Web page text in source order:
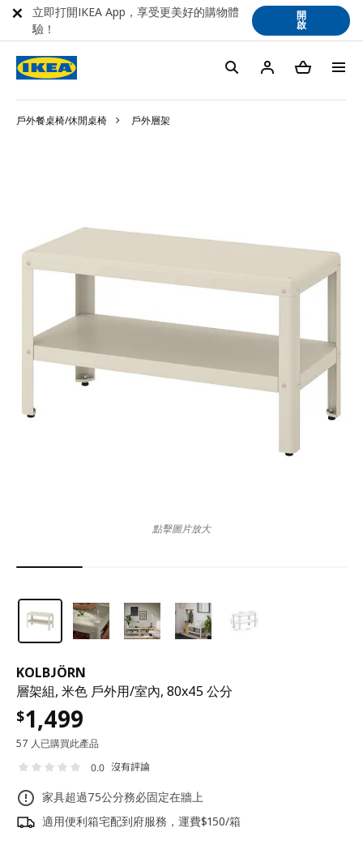
戶外餐桌椅/休閒桌椅 戶外層架
KOLBJÖRN
層架組, 米色 戶外用/室內, 80x45 公分
$1,499
57 人已購買此產品
0.0 沒有評論
家具超過75公分務必固定在牆上
適用便利箱宅配到府服務，運費$150/箱
點擊圖片放大
立即打開IKEA App，享受更美好的購物體
驗！
開
啟